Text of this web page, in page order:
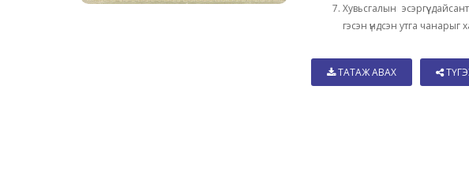
Хувьсгалын эсэргүү
гэсэн үндсэн утга чанарыг
ТАТАЖ АВАХ